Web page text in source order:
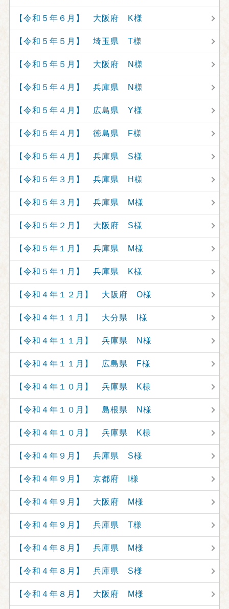
【令和５年６月】 大阪府 K様
【令和５年５月】 埼玉県 T様
【令和５年５月】 大阪府 N様
【令和５年４月】 兵庫県 N様
【令和５年４月】 広島県 Y様
【令和５年４月】 徳島県 F様
【令和５年４月】 兵庫県 S様
【令和５年３月】 兵庫県 H様
【令和５年３月】 兵庫県 M様
【令和５年２月】 大阪府 S様
【令和５年１月】 兵庫県 M様
【令和５年１月】 兵庫県 K様
【令和４年１２月】 大阪府 O様
【令和４年１１月】 大分県 I様
【令和４年１１月】 兵庫県 N様
【令和４年１１月】 広島県 F様
【令和４年１０月】 兵庫県 K様
【令和４年１０月】 島根県 N様
【令和４年１０月】 兵庫県 K様
【令和４年９月】 兵庫県 S様
【令和４年９月】 京都府 I様
【令和４年９月】 大阪府 M様
【令和４年９月】 兵庫県 T様
【令和４年８月】 兵庫県 M様
【令和４年８月】 兵庫県 S様
【令和４年８月】 大阪府 M様